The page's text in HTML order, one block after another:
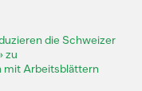
die Schweizer
zu
mit Arbeitsblättern